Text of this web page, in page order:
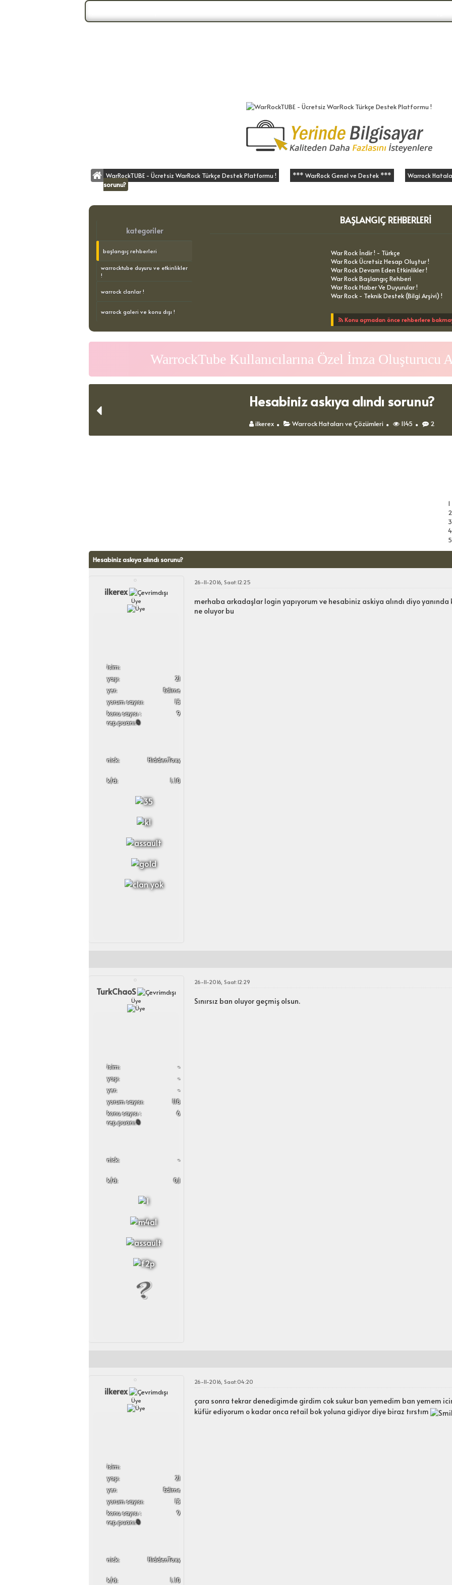
WarRockTUBE - Ücretsiz WarRock Türkçe Destek Platformu ! *** WarRock Genel ve Destek *** Warrock
sorunu?
kategoriler
başlangıç rehberleri
warrocktube duyuru ve etkinlikler
!
warrock clanlar !
warrock galeri ve konu dışı !
BAŞLANGIÇ REHBERLERI
War Rock İndir ! - Türkçe
War Rock Ücretsiz Hesap Oluştur !
War Rock Devam Eden Etkinlikler !
War Rock Başlangıç Rehberi
War Rock Haber Ve Duyurular !
War Rock - Teknik Destek (Bilgi Arşivi) !
Konu açmadan önce rehberlere
WarrockTube Kullanıcılarına Özel İmza
Hesabiniz askıya alındı sorunu?
ilkerex Warrock Hataları ve Çözümleri 1145 2
1
2
3
4
5
Hesabiniz askıya alındı sorunu?
ilkerex
Üye
i̇sim:
yaşı:
21
yer:
Edirne
yorum sayısı:
13
konu sayısı :
9
rep puanı:0
nick: HiddenToxy
k/d: 1.10
26-11-2016, Saat:12:25
merhaba arkadaşlar login yapıyorum ve hesabiniz askiya alındı diyo
ne oluyor bu
TurkChaoS
Üye
i̇sim:
-
yaşı:
-
yer:
-
yorum sayısı:
118
konu sayısı :
6
rep puanı:0
nick: -
k/d: 0,1
26-11-2016, Saat:12:29
Sınırsız ban oluyor geçmiş olsun.
ilkerex
Üye
i̇sim:
yaşı:
21
yer:
Edirne
yorum sayısı:
13
konu sayısı :
9
rep puanı:0
nick: HiddenToxy
k/d: 1.10
26-11-2016, Saat:04:20
çara sonra tekrar denedigimde girdim cok sukur ban yemedim ban yemem
küfür ediyorum o kadar onca retail bok yoluna gidiyor diye biraz tırstım